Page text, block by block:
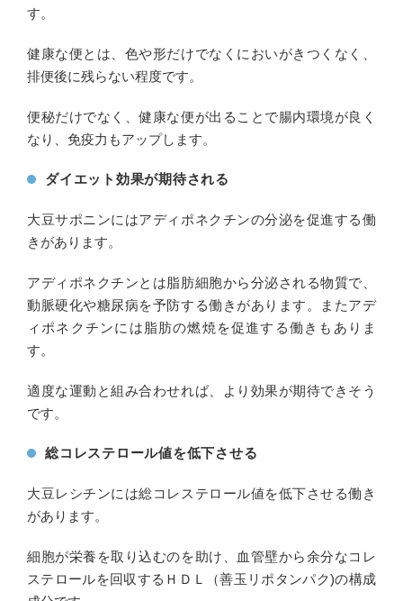
す。
健康な便とは、色や形だけでなくにおいがきつくなく、
排便後に残らない程度です。
便秘だけでなく、健康な便が出ることで腸内環境が良く
なり、免疫力もアップします。
ダイエット効果が期待される
大豆サポニンにはアディポネクチンの分泌を促進する働
きがあります。
アディポネクチンとは脂肪細胞から分泌される物質で、
動脈硬化や糖尿病を予防する働きがあります。またアデ
ィポネクチンには脂肪の燃焼を促進する働きもありま
す。
適度な運動と組み合わせれば、より効果が期待できそう
です。
総コレステロール値を低下させる
大豆レシチンには総コレステロール値を低下させる働き
があります。
細胞が栄養を取り込むのを助け、血管壁から余分なコレ
ステロールを回収するＨＤＬ（善玉リポタンパク)の構成